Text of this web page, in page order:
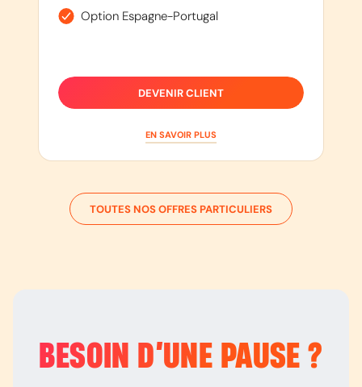
Option Espagne-Portugal
DEVENIR CLIENT
EN SAVOIR PLUS
TOUTES NOS OFFRES PARTICULIERS
BESOIN D’UNE PAUSE ?